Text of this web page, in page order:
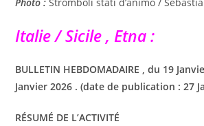
Italie / Sicile , Etna :
BULLETIN HEBDOMADAIRE , du 19
Janvier 2026 . (date de publication : 27
RÉSUMÉ DE L’ACTIVITÉ